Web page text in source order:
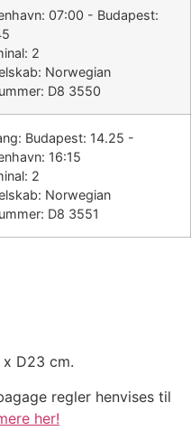
07:00 - Budapest:
2
Norwegian
D8 3550
Budapest: 14.25 -
16:15
2
Norwegian
D8 3551
D23 cm.
regler henvises til
her!